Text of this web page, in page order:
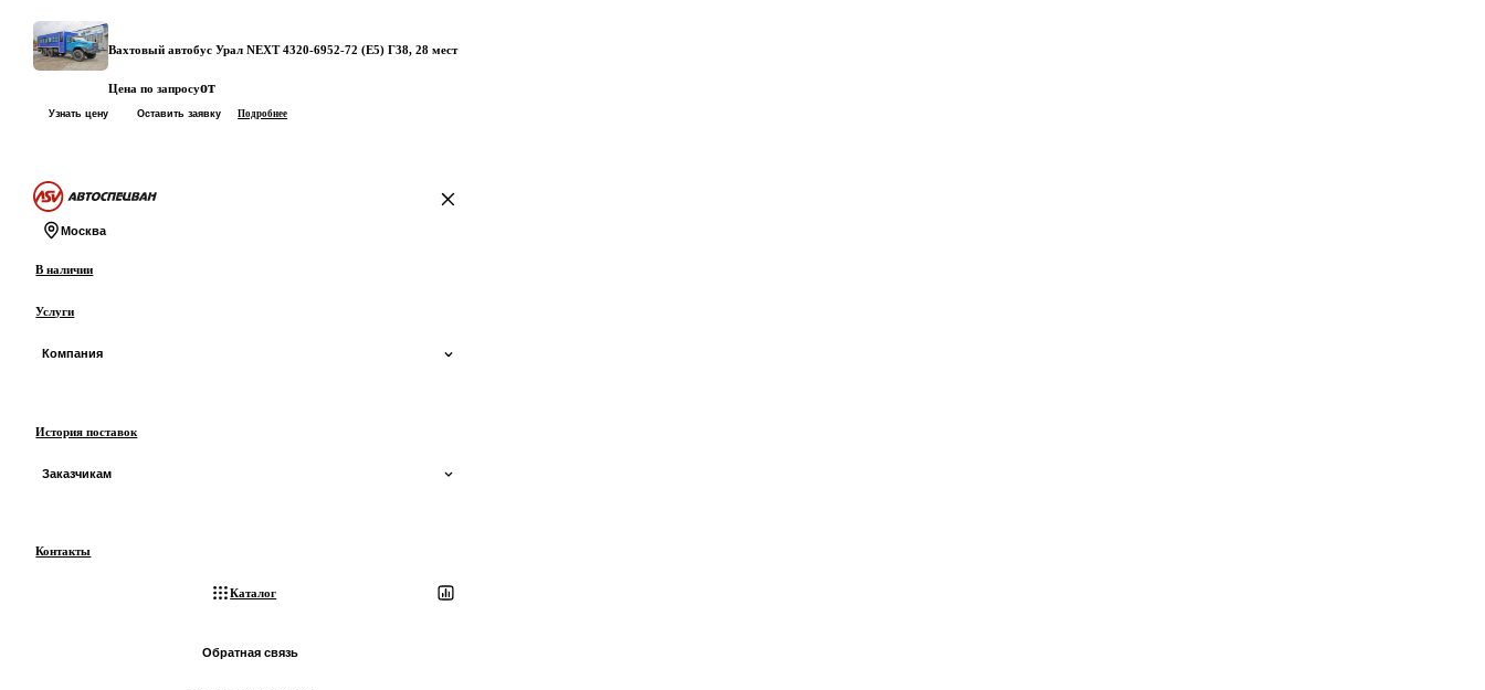
Вахтовый автобус Урал NEXT 4320-6952-72 (Е5) Г38, 28 мест
Цена по запросуот
Узнать цену Оставить заявку Подробнее
На главную
Москва
В наличии
Услуги
Компания
О производстве
История поставок
Заказчикам
Контакты
Каталог
Обратная связь